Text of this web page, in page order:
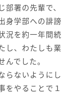
署の先輩で、
身学部への誹謗
況を約一年間続
し、わたしも業
でした。
らないようにし
をやることで１